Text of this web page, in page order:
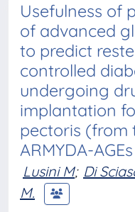
Usefulness of
of advanced
to predict
controlled
undergoing
implantation
pectoris (from
ARMYDA-
Lusini M; Di
M.